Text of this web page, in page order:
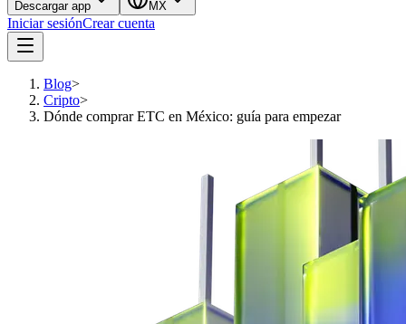
Descargar app MX
Iniciar sesiónCrear cuenta
Blog>
Cripto>
Dónde comprar ETC en México: guía para empezar